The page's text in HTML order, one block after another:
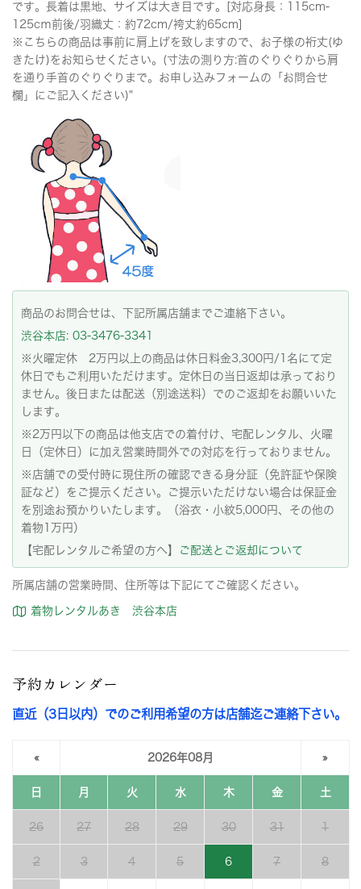
です。長着は黒地、サイズは大き目です。[対応身長：115cm-
125cｍ前後/羽織丈：約72cm/袴丈約65cm]
※こちらの商品は事前に肩上げを致しますので、お子様の裄丈(ゆ
きたけ)をお知らせください。(寸法の測り方:首のぐりぐりから肩
を通り手首のぐりぐりまで。お申し込みフォームの「お問合せ
欄」にご記入ください)"
商品のお問合せは、下記所属店舗までご連絡下さい。
渋谷本店: 03-3476-3341
※火曜定休 2万円以上の商品は休日料金3,300円/1名にて定
休日でもご利用いただけます。定休日の当日返却は承っており
ません。後日または配送（別途送料）でのご返却をお願いいた
します。
※2万円以下の商品は他支店での着付け、宅配レンタル、火曜
日（定休日）に加え営業時間外での対応を行っておりません。
※店舗での受付時に現住所の確認できる身分証（免許証や保険
証など）をご提示ください。ご提示いただけない場合は保証金
を別途お預かりいたします。（浴衣・小紋5,000円、その他の
着物1万円）
【宅配レンタルご希望の方へ】
ご配送とご返却について
所属店舗の営業時間、住所等は下記にてご確認ください。
着物レンタルあき 渋谷本店
予約カレンダー
直近（3日以内）でのご利用希望の方は店舗迄ご連絡下さい。
« 2026年08月 »
日 月 火 水 木 金 土
26 27 28 29 30 31 1
2 3 4 5 6 7 8